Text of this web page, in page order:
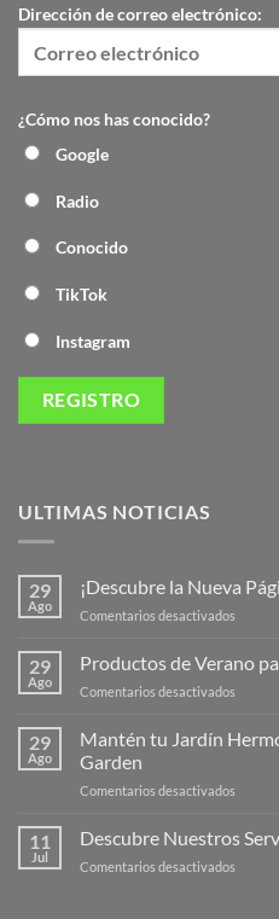
Dirección de correo electrónico:
¿Cómo nos has conocido?
Google
Radio
Conocido
TikTok
Instagram
ULTIMAS NOTICIAS
29
Ago
¡Descubre la Nueva
Comentarios desactivados
Nueva
de
29
Ago
Productos de Verano
Comentarios desactivados
de
Verano
Plantas
29
Ago
Mantén tu Jardín
Garden
Comentarios desactivados
tu
Jardín
11
Jul
Descubre Nuestros
Comentarios desactivados